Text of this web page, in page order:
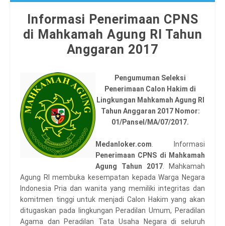
Informasi Penerimaan CPNS
di Mahkamah Agung RI Tahun
Anggaran 2017
Pengumuman Seleksi
Penerimaan Calon Hakim di
Lingkungan Mahkamah Agung RI
Tahun Anggaran 2017 Nomor:
01/Pansel/MA/07/2017.
Medanloker.com . Informasi
Penerimaan CPNS di Mahkamah
Agung Tahun 2017 . Mahkamah
Agung RI membuka kesempatan kepada Warga Negara
Indonesia Pria dan wanita yang memiliki integritas dan
komitmen tinggi untuk menjadi Calon Hakim yang akan
ditugaskan pada lingkungan Peradilan Umum, Peradilan
Agama dan Peradilan Tata Usaha Negara di seluruh